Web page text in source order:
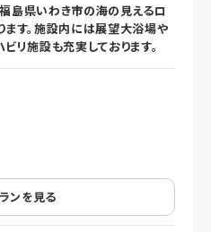
島県いわき市の海の見えるロ
す。施設内には展望大浴場や
リ施設も充実しております。
ンを見る